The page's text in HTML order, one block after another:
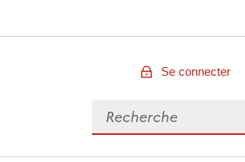
Se connecter
Rechercher des données